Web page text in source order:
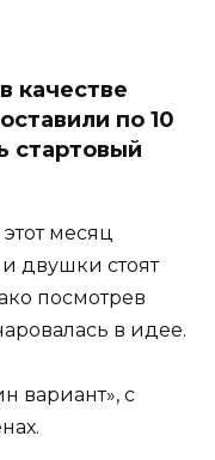
качестве
по 10
стартовый
месяц
двушки стоят
посмотрев
в идее.
вариант», с